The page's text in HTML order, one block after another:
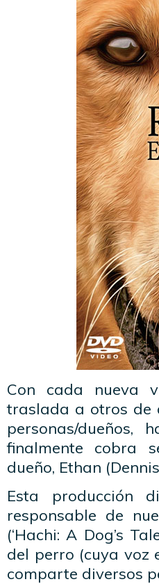
Con cada nueva
traslada a otros de
personas/
finalmente cobra
dueño, Ethan
Esta producción
responsable de
(‘Hachi: A Dog’s
del perro (cuya voz
comparte diversos